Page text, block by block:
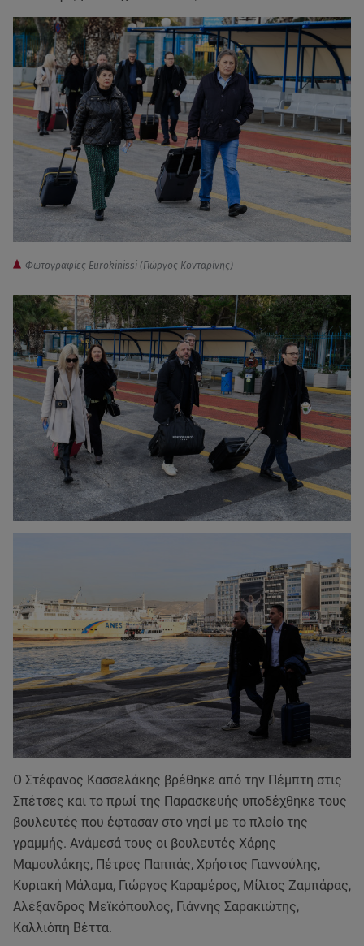
Φωτογραφίες Eurokinissi (Γιώργος Κονταρίνης)
Ο Στέφανος Κασσελάκης βρέθηκε από την Πέμπτη στις
Σπέτσες και το πρωί της Παρασκευής υποδέχθηκε τους
βουλευτές που έφτασαν στο νησί με το πλοίο της
γραμμής. Ανάμεσά τους οι βουλευτές Χάρης
Μαμουλάκης, Πέτρος Παππάς, Χρήστος Γιαννούλης,
Κυριακή Μάλαμα, Γιώργος Καραμέρος, Μίλτος Ζαμπάρας,
Αλέξανδρος Μεϊκόπουλος, Γιάννης Σαρακιώτης,
Καλλιόπη Βέττα.